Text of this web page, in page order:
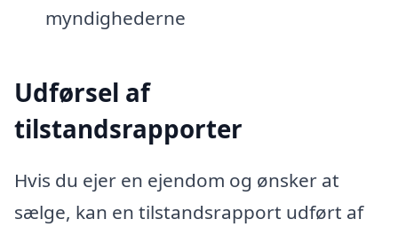
myndighederne
Udførsel af
tilstandsrapporter
Hvis du ejer en ejendom og ønsker at
sælge, kan en tilstandsrapport udført af